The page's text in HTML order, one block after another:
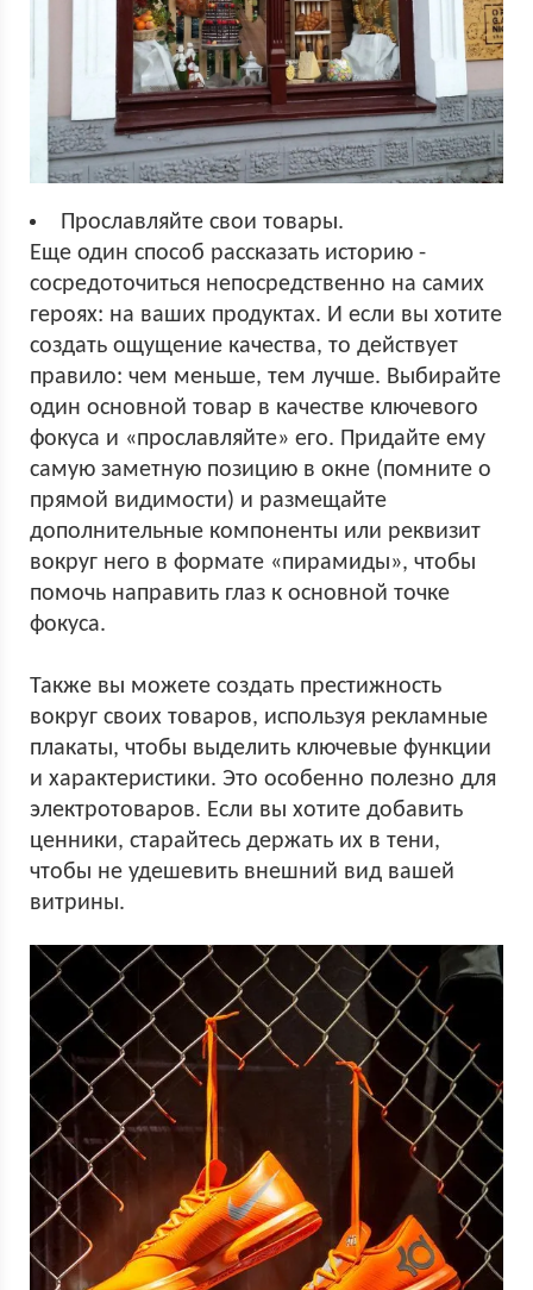
Прославляйте свои товары.
Еще один способ рассказать историю -
сосредоточиться непосредственно на самих
героях: на ваших продуктах. И если вы хотите
создать ощущение качества, то действует
правило: чем меньше, тем лучше. Выбирайте
один основной товар в качестве ключевого
фокуса и «прославляйте» его. Придайте ему
самую заметную позицию в окне (помните о
прямой видимости) и размещайте
дополнительные компоненты или реквизит
вокруг него в формате «пирамиды», чтобы
помочь направить глаз к основной точке
фокуса.
Также вы можете создать престижность
вокруг своих товаров, используя рекламные
плакаты, чтобы выделить ключевые функции
и характеристики. Это особенно полезно для
электротоваров. Если вы хотите добавить
ценники, старайтесь держать их в тени,
чтобы не удешевить внешний вид вашей
витрины.